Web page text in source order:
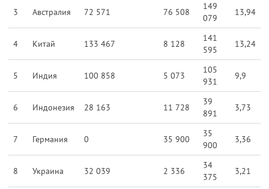
3 Австралия 72 571 76 508
149
079
13,94
4 Китай 133 467 8 128
141
595
13,24
5 Индия 100 858 5 073
105
931
9,9
6 Индонезия 28 163 11 728
39
891
3,73
7 Германия 0 35 900
35
900
3,36
8 Украина 32 039 2 336
34
375
3,21